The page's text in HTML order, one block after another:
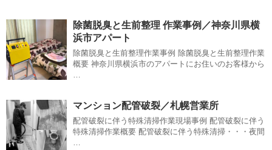
除菌脱臭と生前整理 作業事例／神奈川県横
浜市アパート
除菌脱臭と生前整理作業事例 除菌脱臭と生前整理作業
概要 神奈川県横浜市のアパートにお住いのお客様から
…
マンション配管破裂／札幌営業所
配管破裂に伴う特殊清掃作業現場事例 配管破裂に伴う
特殊清掃作業概要 配管破裂に伴う特殊清掃・・・夜間
…